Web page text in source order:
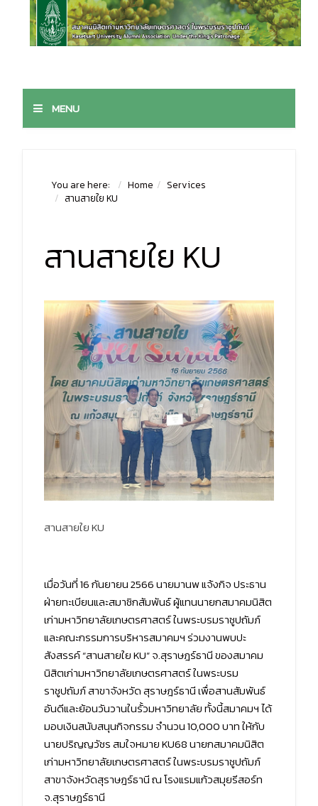
MENU
You are here: Home
Services
สานสายใย KU
สานสายใย KU
สานสายใย KU
เมื่อวันที่ 16 กันยายน 2566 นายมานพ แจ้งกิจ ประธาน
ฝ่ายทะเบียนและสมาชิกสัมพันธ์ ผู้แทนนายกสมาคมนิสิต
เก่ามหาวิทยาลัยเกษตรศาสตร์ ในพระบรมราชูปถัมภ์
และคณะกรรมการบริหารสมาคมฯ ร่วมงานพบปะ
สังสรรค์ “สานสายใย KU” จ.สุราษฎร์ธานี ของสมาคม
นิสิตเก่ามหาวิทยาลัยเกษตรศาสตร์ ในพระบรม
ราชูปถัมภ์ สาขาจังหวัด สุราษฎร์ธานี เพื่อสานสัมพันธ์
อันดีและย้อนวันวานในรั้วมหาวิทยาลัย ทั้งนี้สมาคมฯ ได้
มอบเงินสนับสนุนกิจกรรม จำนวน 10,000 บาท ให้กับ
นายปริญญวัชร สมใจหมาย KU68 นายกสมาคมนิสิต
เก่ามหาวิทยาลัยเกษตรศาสตร์ ในพระบรมราชูปถัมภ์
สาขาจังหวัดสุราษฎร์ธานี ณ โรงแรมแก้วสมุยรีสอร์ท
จ.สุราษฎร์ธานี